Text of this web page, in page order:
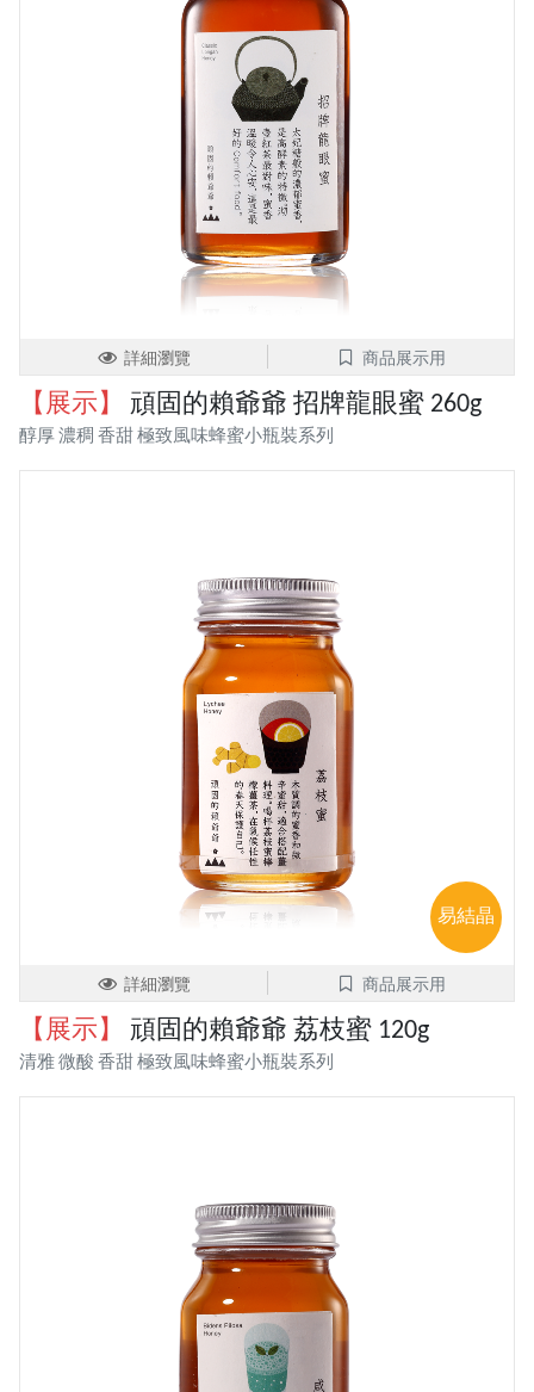
詳細瀏覽 商品展示用
【展示】 頑固的賴爺爺 招牌龍眼蜜 260g
醇厚 濃稠 香甜 極致風味蜂蜜小瓶裝系列
易結晶
詳細瀏覽 商品展示用
【展示】 頑固的賴爺爺 荔枝蜜 120g
清雅 微酸 香甜 極致風味蜂蜜小瓶裝系列